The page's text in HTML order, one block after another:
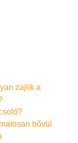
zajlik a
bővül